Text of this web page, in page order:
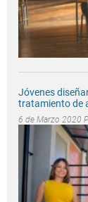
Jóvenes
tratamiento de
6 de Marzo 2020